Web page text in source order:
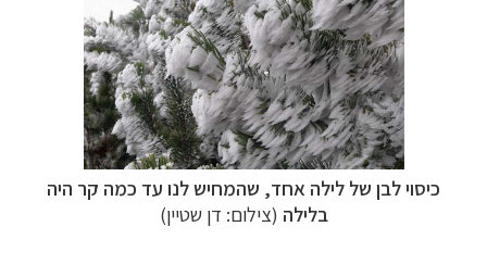
כיסוי לבן של לילה אחד, שהמחיש לנו עד כמה קר היה
בלילה (צילום: דן שטיין)